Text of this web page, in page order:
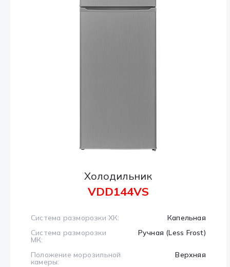
Холодильник
VDD144VS
Система разморозки ХК:
Капельная
Система разморозки
МК:
Ручная (Less Frost)
Положение морозильной
камеры:
Верхняя